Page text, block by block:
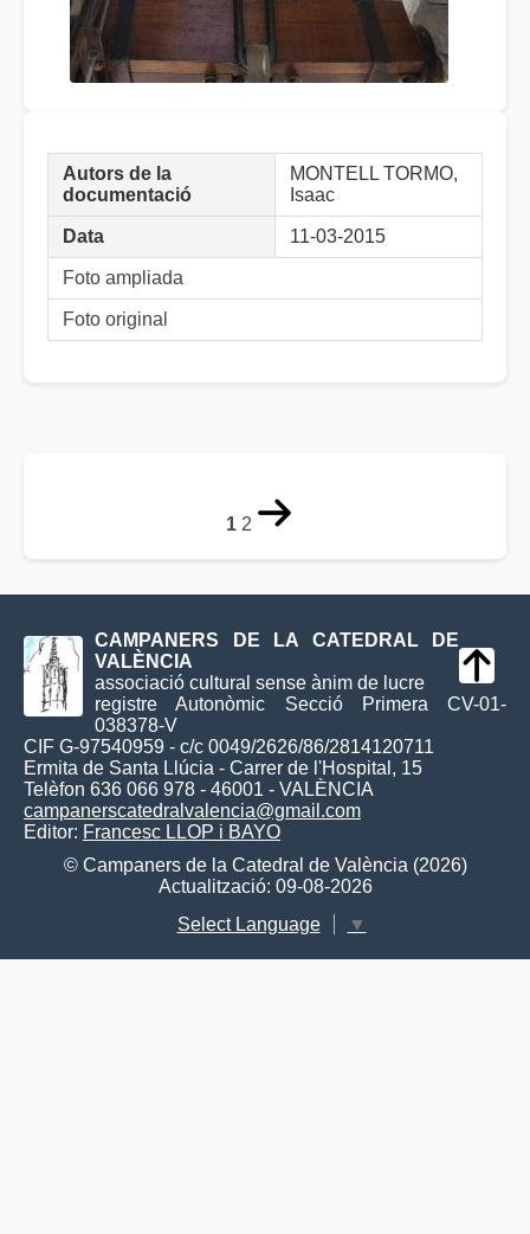
Autors de la
documentació
MONTELL TORMO,
Isaac
Data 11-03-2015
Foto ampliada
Foto original
1 2
CAMPANERS DE LA CATEDRAL DE
VALÈNCIA
associació cultural sense ànim de lucre
registre Autonòmic Secció Primera CV-01-
038378-V
CIF G-97540959 - c/c 0049/2626/86/2814120711
Ermita de Santa Llúcia - Carrer de l'Hospital, 15
Telèfon 636 066 978 - 46001 - VALÈNCIA
campanerscatedralvalencia@gmail.com
Editor: Francesc LLOP i BAYO
© Campaners de la Catedral de València (2026)
Actualització: 09-08-2026
Select Language
▼